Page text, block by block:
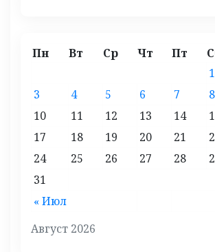
Август 2026
Пн Вт Ср Чт Пт
« Июл
1
3
4 5 6 7 8
10
11 12 13 14
17
18 19 20 21
24
25 26 27 28
31